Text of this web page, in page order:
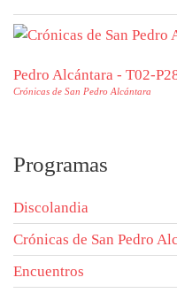
Pedro Alcántara - T02-
Crónicas de San Pedro Alcántara
Programas
Discolandia
Crónicas de San Pedro
Encuentros